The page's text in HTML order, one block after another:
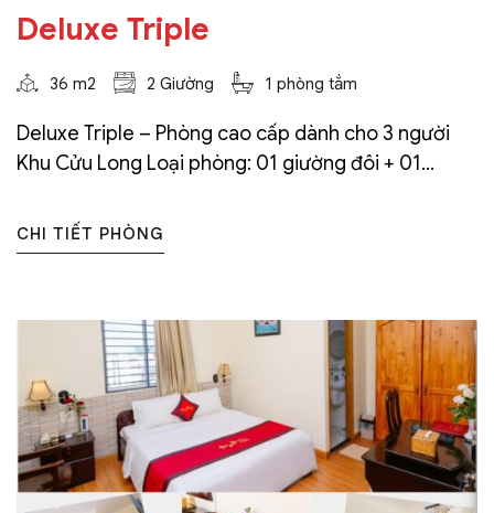
Deluxe Triple
36 m2 2 Giường 1 phòng tắm
Deluxe Triple – Phòng cao cấp dành cho 3 người
Khu Cửu Long Loại phòng: 01 giường đôi + 01...
CHI TIẾT PHÒNG